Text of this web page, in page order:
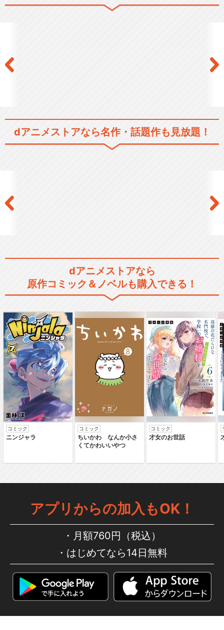
dアニメストアなら名作・話題作も見放題！
dアニメストアなら
原作コミック＆ノベルも購入できる！
コミック
ニンジャラ
コミック
ちいかわ なんか小さ
くてかわいいやつ
コミック
才女のお世話
アプリからの加入もOK！
月額760円（税込）
はじめてなら14日無料